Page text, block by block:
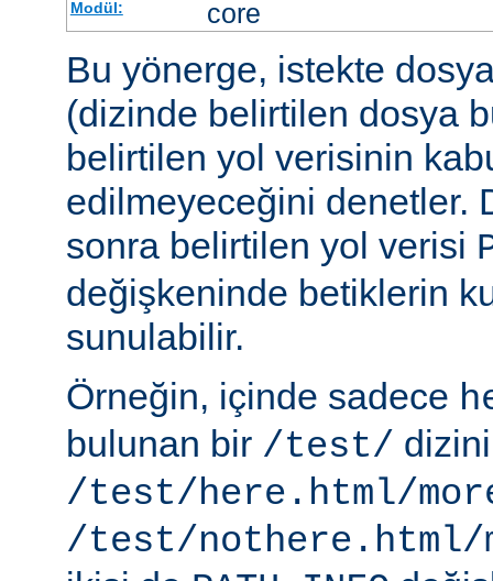
Modül: core
Bu yönerge, istekte
(dizinde belirtilen dosya
belirtilen yol verisinin
edilmeyeceğini denetler.
sonra belirtilen yol verisi
değişkeninde betiklerin
sunulabilir.
Örneğin, içinde sadece
bulunan bir /test/
/test/here.html/
/test/nothere.html/